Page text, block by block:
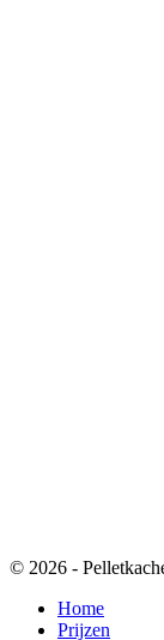
© 2026 -
Home
Prijzen